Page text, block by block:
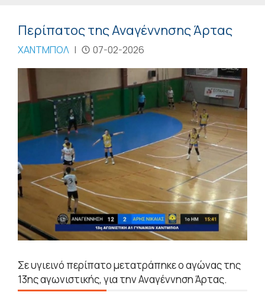
Περίπατος της Αναγέννησης Άρτας
ΧΑΝΤΜΠΟΛ | 07-02-2026
Σε υγιεινό περίπατο μετατράπηκε ο αγώνας της
13ης αγωνιστικής, για την Αναγέννηση Άρτας.